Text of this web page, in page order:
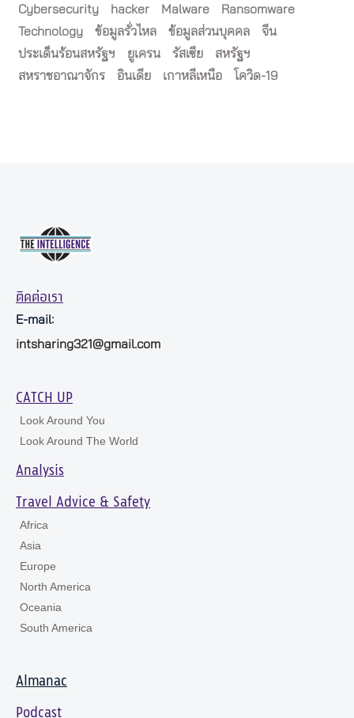
Cybersecurity
hacker Malware
Ransomware
Technology
ข้อมูลรั่วไหล ข้อมูลส่วนบุคคล
จีน
ประเด็นร้อนสหรัฐฯ
ยูเครน รัสเซีย
สหรัฐฯ
สหราชอาณาจักร
อินเดีย เกาหลีเหนือ โควิด-19
ติดต่อเรา
E-mail:
intsharing321@gmail.com
CATCH UP
Look Around You
Look Around The World
Analysis
Travel Advice & Safety
Africa
Asia
Europe
North America
Oceania
South America
Almanac
Podcast